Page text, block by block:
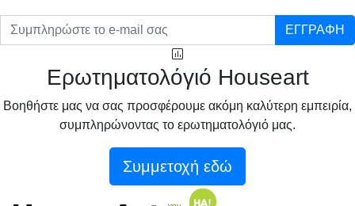
ΕΓΓΡΑΦΗ
Ερωτηματολόγιό Houseart
Βοηθήστε μας να σας προσφέρουμε ακόμη καλύτερη εμπειρία,
συμπληρώνοντας το ερωτηματολόγιό μας.
Συμμετοχή εδώ